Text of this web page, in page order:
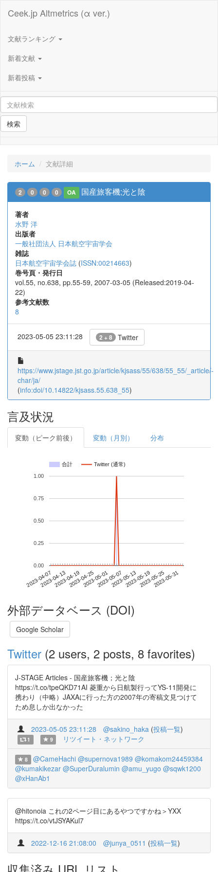
Ceek.jp Altmetrics (α ver.)
文献ランキング
新着文献
新着投稿
検索
ホーム 文献詳細
2 0 0 0 OA 国産旅客機;光と陰
著者
水野 洋
出版者
一般社団法人 日本航空宇宙学会
雑誌
日本航空宇宙学会誌 (ISSN:00214663)
巻号頁・発行日
vol.55, no.638, pp.55-59, 2007-03-05 (Released:2019-04-
22)
参考文献数
8
2023-05-05 23:11:28 2 + 8 Twitter
https://www.jstage.jst.go.jp/article/kjsass/55/638/55_55/_article/-
char/ja/
(info:doi/10.14822/kjsass.55.638_55)
言及状況
変動（ピーク前後） 変動（月別） 分布
合計 Twitter (通常)
2023-04-072023-04-132023-04-192023-04-252023-05-012023-05-072023-05-132023-05-192023-05-252023-05-31
0.00
0.25
0.50
0.75
1.00
外部データベース (DOI)
Google Scholar
Twitter (2 users, 2 posts, 8 favorites)
J-STAGE Articles - 国産旅客機；光と陰
https://t.co/tpeQKD71AI 菱重から日航製行ってYS-11開発に
携わり（中略）JAXAに行った方の2007年の寄稿文見つけて
ため息しか出なかった
2023-05-05 23:11:28 @sakino_haka (投稿一覧)
1 9 リツイート・ネットワーク
8 @CameHachi @supernova1989 @komakom24459384
@kumakikezar @SuperDuralumin @amu_yugo @sqwk1200
@xHanAb1
@hitonoia これの2ページ目にあるやつですかね＞YXX
https://t.co/vtJSYAKul7
2022-12-16 21:08:00 @junya_0511 (投稿一覧)